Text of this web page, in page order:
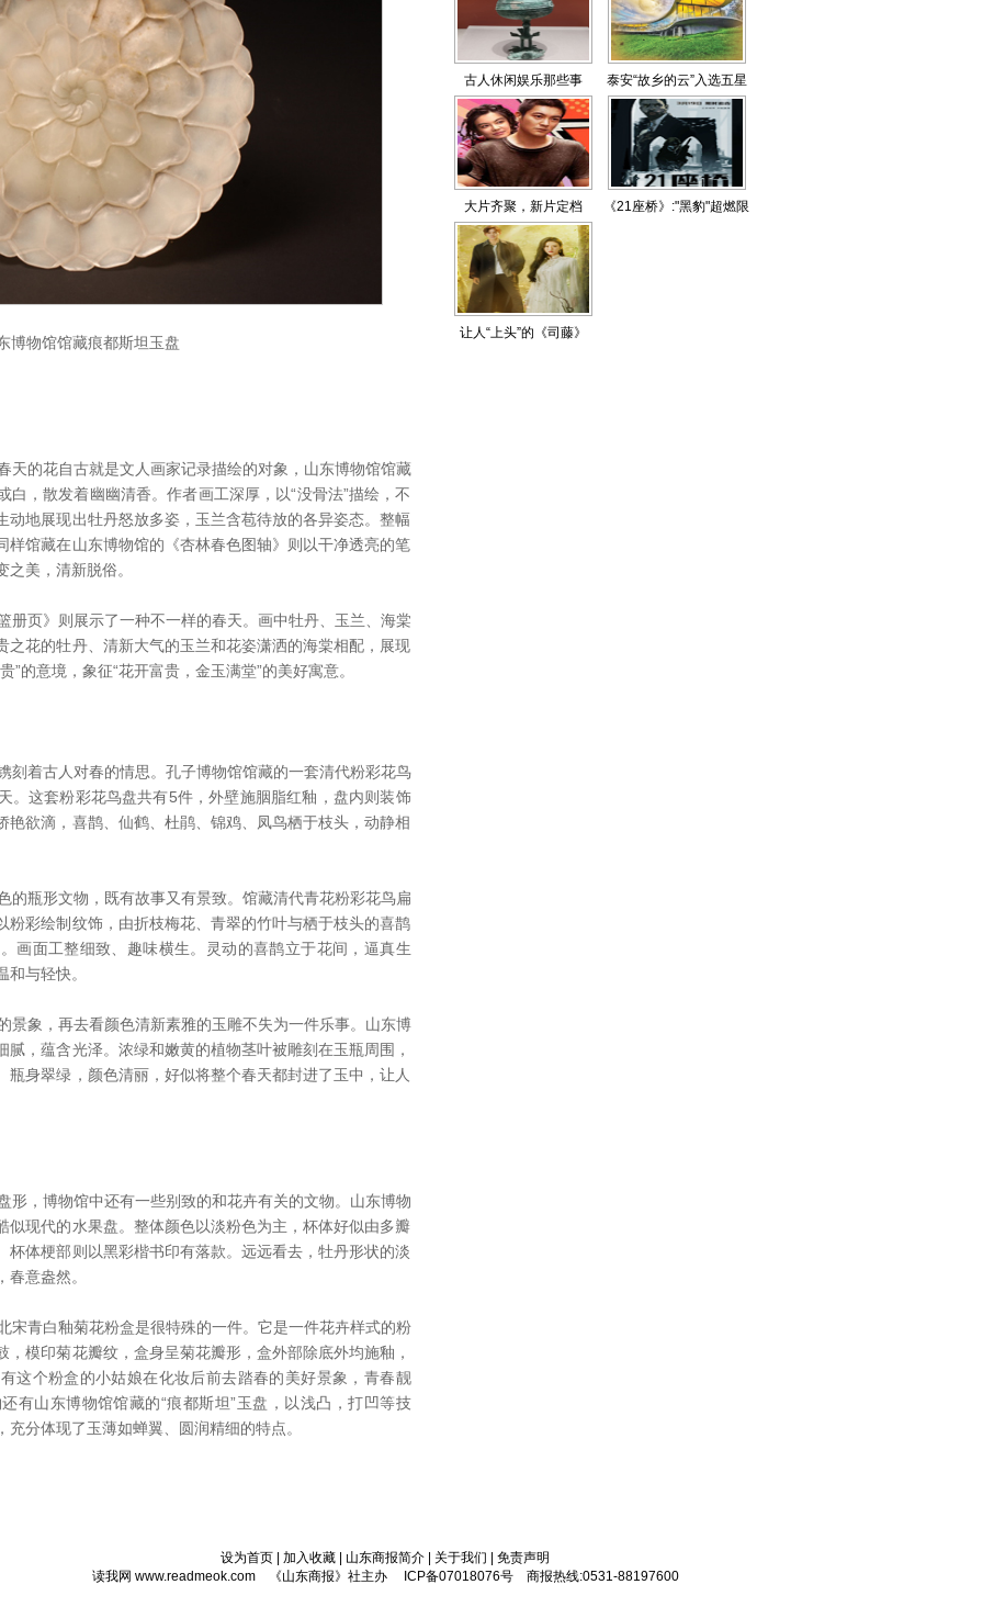
博物馆馆藏痕都斯坦玉盘
的花自古就是文人画家记录描绘的对象，山东博物馆馆藏
，散发着幽幽清香。作者画工深厚，以“没骨法”描绘，不
动地展现出牡丹怒放多姿，玉兰含苞待放的各异姿态。整幅
样馆藏在山东博物馆的《杏林春色图轴》则以干净透亮的笔
美，清新脱俗。
页》则展示了一种不一样的春天。画中牡丹、玉兰、海棠
之花的牡丹、清新大气的玉兰和花姿潇洒的海棠相配，展现
的意境，象征“花开富贵，金玉满堂”的美好寓意。
着古人对春的情思。孔子博物馆馆藏的一套清代粉彩花鸟
。这套粉彩花鸟盘共有5件，外壁施胭脂红釉，盘内则装饰
艳欲滴，喜鹊、仙鹤、杜鹃、锦鸡、凤鸟栖于枝头，动静相
瓶形文物，既有故事又有景致。馆藏清代青花粉彩花鸟扁
粉彩绘制纹饰，由折枝梅花、青翠的竹叶与栖于枝头的喜鹊
画面工整细致、趣味横生。灵动的喜鹊立于花间，逼真生
与轻快。
象，再去看颜色清新素雅的玉雕不失为一件乐事。山东博
，蕴含光泽。浓绿和嫩黄的植物茎叶被雕刻在玉瓶周围，
身翠绿，颜色清丽，好似将整个春天都封进了玉中，让人
，博物馆中还有一些别致的和花卉有关的文物。山东博物
似现代的水果盘。整体颜色以淡粉色为主，杯体好似由多瓣
杯体梗部则以黑彩楷书印有落款。远远看去，牡丹形状的淡
意盎然。
青白釉菊花粉盒是很特殊的一件。它是一件花卉样式的粉
模印菊花瓣纹，盒身呈菊花瓣形，盒外部除底外均施釉，
这个粉盒的小姑娘在化妆后前去踏春的美好景象，青春靓
有山东博物馆馆藏的“痕都斯坦”玉盘，以浅凸，打凹等技
分体现了玉薄如蝉翼、圆润精细的特点。
古人休闲娱乐那些事 泰安“故乡的云”入选五星
级民宿
大片齐聚，新片定档 《21座桥》:"黑豹"超燃限
让人“上头”的《司藤》
设为首页 加入收藏 山东商报简介 关于我们
免责声明
读我网 www.readmeok.com 《山东商报》社主办 ICP备07018076号 商报热线:0531-88197600